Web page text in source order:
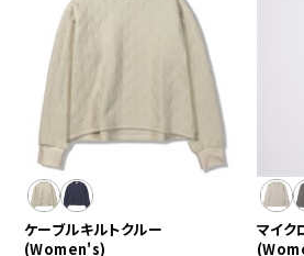
ケーブルキルトクルー
(Women's)
マイク